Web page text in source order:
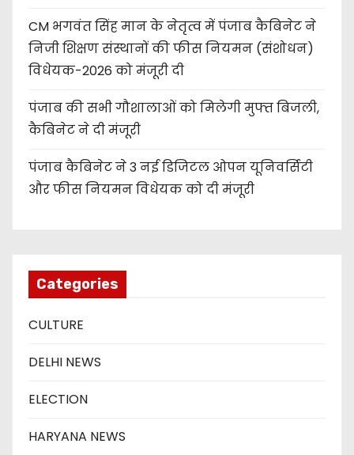
CM भगवंत सिंह मान के नेतृत्व में पंजाब कैबिनेट ने
निजी शिक्षण संस्थानों की फीस नियमन (संशोधन)
विधेयक-2026 को मंजूरी दी
पंजाब की सभी गौशालाओं को मिलेगी मुफ्त बिजली,
कैबिनेट ने दी मंजूरी
पंजाब कैबिनेट ने 3 नई डिजिटल ओपन यूनिवर्सिटी
और फीस नियमन विधेयक को दी मंजूरी
Categories
CULTURE
DELHI NEWS
ELECTION
HARYANA NEWS